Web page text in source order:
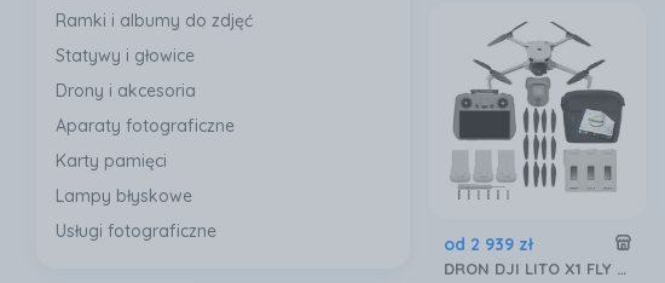
Ramki i albumy do zdjęć
Statywy i głowice
Drony i akcesoria
Aparaty fotograficzne
Karty pamięci
Lampy błyskowe
Usługi fotograficzne
od 2 939 zł
DRON DJI LITO X1 FLY MORE COMBO (DJI RC 2)